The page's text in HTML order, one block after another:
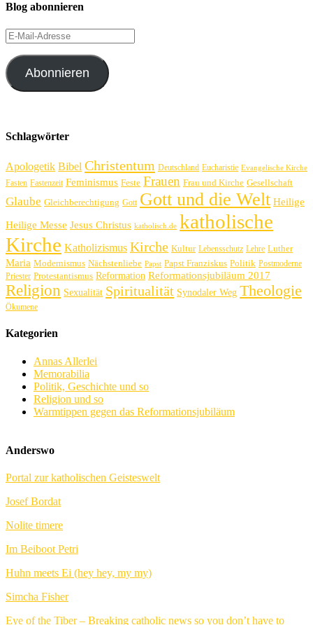
Blog abonnieren
E-
Mail-
Adresse
Abonnieren
Schlagwörter
Apologetik Bibel Christentum Deutschland Eucharistie Evangelische Kirche
Fasten Fastenzeit Feminismus Feste Frauen Frau und Kirche Gesellschaft
Glaube Gleichberechtigung Gott Gott und die Welt Heilige
Heilige Messe Jesus Christus katholisch.de katholische
Kirche Katholizismus Kirche Kultur Lebensschutz Lehre Luther
Maria Modernismus Nächstenliebe Papst Papst Franziskus Politik Postmoderne
Priester Protestantismus Reformation Reformationsjubiläum 2017
Religion Sexualität Spiritualität Synodaler Weg Theologie
Ökumene
Kategorien
Annas Allerlei
Memorabilia
Politik, Geschichte und so
Religion und so
Warmtippen gegen das Reformationsjubiläum
Anderswo
Portal zur katholischen Geisteswelt
Josef Bordat
Nolite timere
Im Beiboot Petri
Huhn meets Ei (hey hey, my my)
Simcha Fisher
Eye of the Tiber – Breaking catholic news so you don’t have to